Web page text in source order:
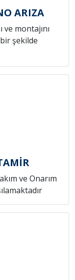
ARIZA
ve montajını
şekilde
ve Onarım